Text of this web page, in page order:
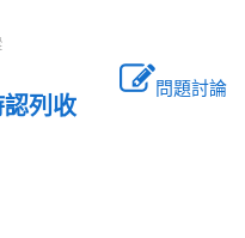
問題討論
列收